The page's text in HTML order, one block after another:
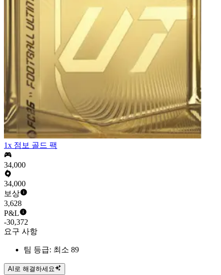
1x 점보 골드 팩
34,000
34,000
보상
3,628
P&L
-30,372
요구 사항
팀 등급: 최소 89
AI로 해결하세요